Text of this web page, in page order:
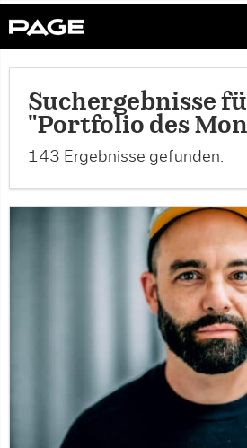
Suchergebnisse
"Portfolio des
143 Ergebnisse gefunden.